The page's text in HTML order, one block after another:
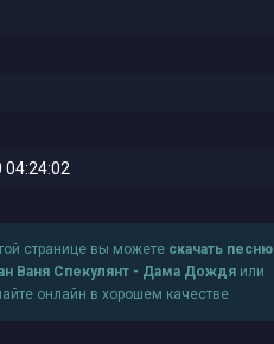
странице вы можете скачать песню
Ваня Спекулянт - Дама Дождя или
онлайн в хорошем качестве